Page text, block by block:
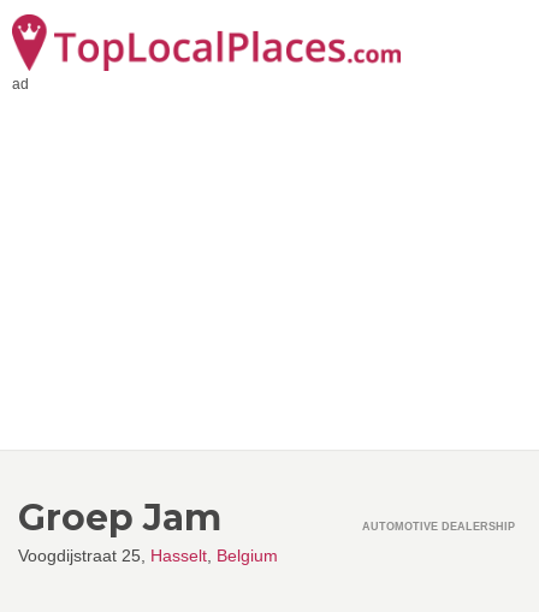
ad
Groep Jam
Voogdijstraat 25, Hasselt Belgium
AUTOMOTIVE DEALERSHIP